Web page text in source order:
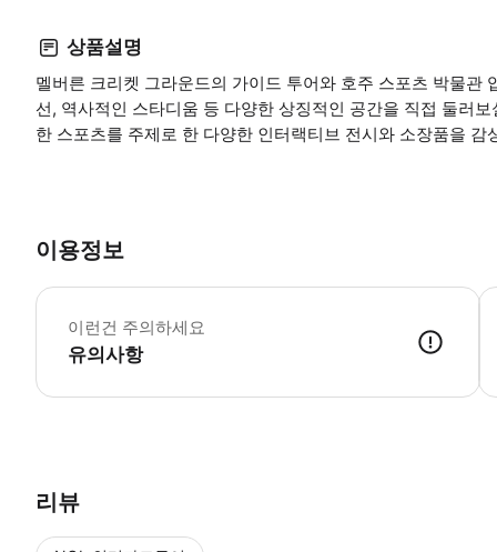
상품설명
멜버른 크리켓 그라운드의 가이드 투어와 호주 스포츠 박물관
선, 역사적인 스타디움 등 다양한 상징적인 공간을 직접 둘러
한 스포츠를 주제로 한 다양한 인터랙티브 전시와 소장품을 감
이용정보
이런건 주의하세요
유의사항
어
리뷰